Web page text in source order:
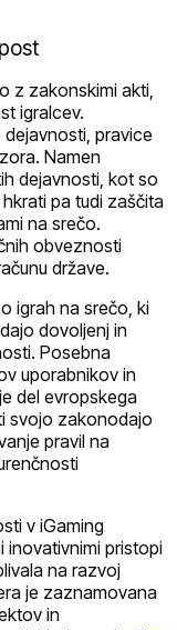
z zakonskimi akti,
igralcev.
pravice
Namen
dejavnosti, kot so
pa tudi zaščita
na srečo.
obveznosti
države.
igrah na srečo, ki
dovoljenj in
Posebna
uporabnikov in
del evropskega
svojo zakonodajo
pravil na
v iGaming
inovativnimi pristopi
na razvoj
je zaznamovana
in